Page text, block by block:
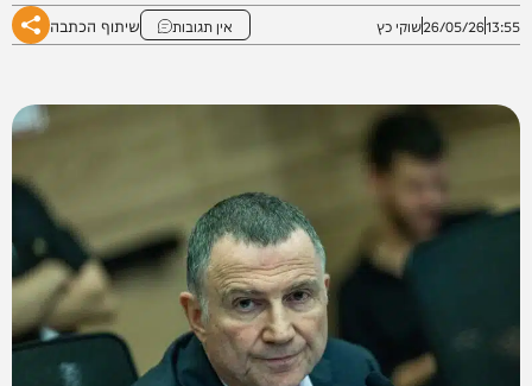
13:55
26/05/26שוקי כץ אין תגובות שיתוף הכתבה